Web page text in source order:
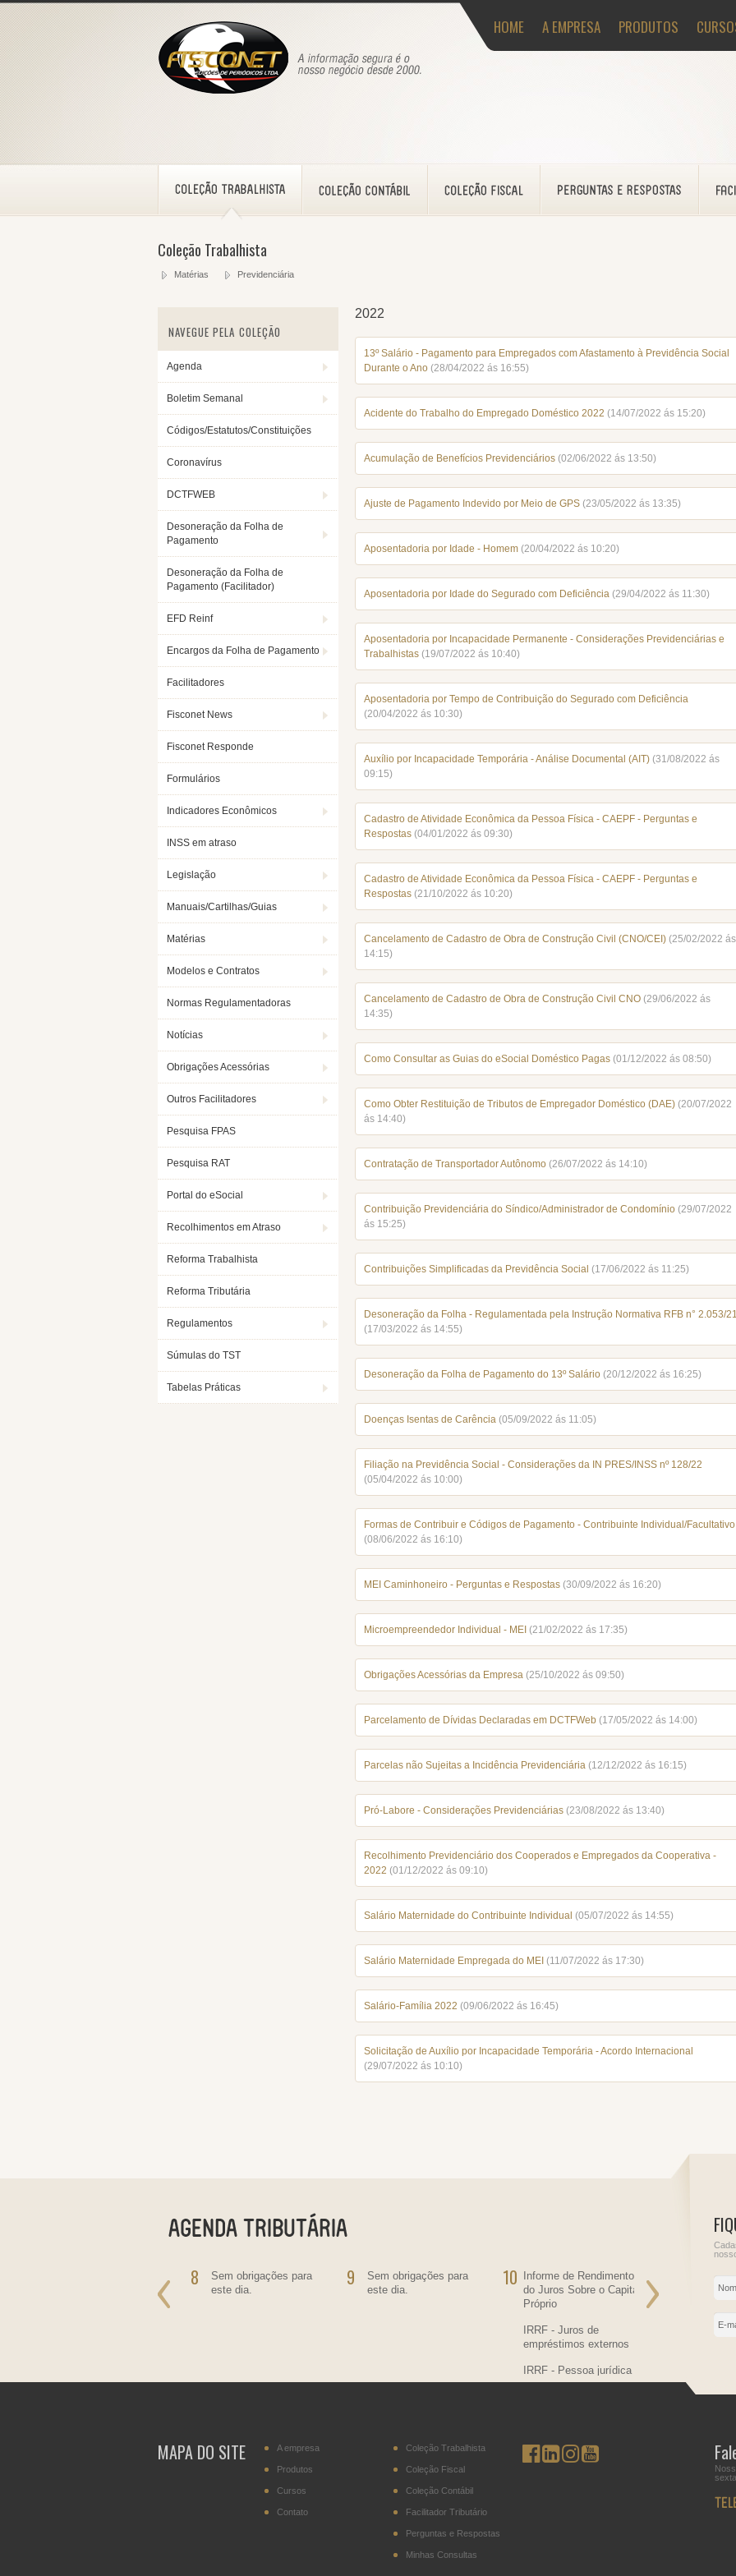
HOME A EMPRESA PRODUTOS
Coleção Trabalhista
Matérias Previdenciária
NAVEGUE PELA COLEÇÃO
Agenda
Boletim Semanal
Códigos/Estatutos/Constituições
Coronavírus
DCTFWEB
Desoneração da Folha de
Pagamento
Desoneração da Folha de
Pagamento (Facilitador)
EFD Reinf
Encargos da Folha de Pagamento
Facilitadores
Fisconet News
Fisconet Responde
Formulários
Indicadores Econômicos
INSS em atraso
Legislação
Manuais/Cartilhas/Guias
Matérias
Modelos e Contratos
Normas Regulamentadoras
Notícias
Obrigações Acessórias
Outros Facilitadores
Pesquisa FPAS
Pesquisa RAT
Portal do eSocial
Recolhimentos em Atraso
Reforma Trabalhista
Reforma Tributária
Regulamentos
Súmulas do TST
Tabelas Práticas
2022
13º Salário - Pagamento para Empregados com Afastamento à Previdência Social
Durante o Ano (28/04/2022 ás 16:55)
Acidente do Trabalho do Empregado Doméstico 2022 (14/07/2022 ás 15:20)
Acumulação de Benefícios Previdenciários (02/06/2022 ás 13:50)
Ajuste de Pagamento Indevido por Meio de GPS (23/05/2022 ás 13:35)
Aposentadoria por Idade - Homem (20/04/2022 ás 10:20)
Aposentadoria por Idade do Segurado com Deficiência (29/04/2022 ás 11:30)
Aposentadoria por Incapacidade Permanente - Considerações Previdenciárias e
Trabalhistas (19/07/2022 ás 10:40)
Aposentadoria por Tempo de Contribuição do Segurado com Deficiência
(20/04/2022 ás 10:30)
Auxílio por Incapacidade Temporária - Análise Documental (AIT) (31/08/2022 ás
09:15)
Cadastro de Atividade Econômica da Pessoa Física - CAEPF - Perguntas e
Respostas (04/01/2022 ás 09:30)
Cadastro de Atividade Econômica da Pessoa Física - CAEPF - Perguntas e
Respostas (21/10/2022 ás 10:20)
Cancelamento de Cadastro de Obra de Construção Civil (CNO/CEI) (25/02/2022 ás
14:15)
Cancelamento de Cadastro de Obra de Construção Civil CNO (29/06/2022 ás
14:35)
Como Consultar as Guias do eSocial Doméstico Pagas (01/12/2022 ás 08:50)
Como Obter Restituição de Tributos de Empregador Doméstico (DAE) (20/07/2022
ás 14:40)
Contratação de Transportador Autônomo (26/07/2022 ás 14:10)
Contribuição Previdenciária do Síndico/Administrador de Condomínio (29/07/2022
ás 15:25)
Contribuições Simplificadas da Previdência Social (17/06/2022 ás 11:25)
Desoneração da Folha - Regulamentada pela Instrução Normativa RFB n° 2.053/
(17/03/2022 ás 14:55)
Desoneração da Folha de Pagamento do 13º Salário (20/12/2022 ás 16:25)
Doenças Isentas de Carência (05/09/2022 ás 11:05)
Filiação na Previdência Social - Considerações da IN PRES/INSS nº 128/22
(05/04/2022 ás 10:00)
Formas de Contribuir e Códigos de Pagamento - Contribuinte Individual/Facultativo
(08/06/2022 ás 16:10)
MEI Caminhoneiro - Perguntas e Respostas (30/09/2022 ás 16:20)
Microempreendedor Individual - MEI (21/02/2022 ás 17:35)
Obrigações Acessórias da Empresa (25/10/2022 ás 09:50)
Parcelamento de Dívidas Declaradas em DCTFWeb (17/05/2022 ás 14:00)
Parcelas não Sujeitas a Incidência Previdenciária (12/12/2022 ás 16:15)
Pró-Labore - Considerações Previdenciárias (23/08/2022 ás 13:40)
Recolhimento Previdenciário dos Cooperados e Empregados da Cooperativa -
2022 (01/12/2022 ás 09:10)
Salário Maternidade do Contribuinte Individual (05/07/2022 ás 14:55)
Salário Maternidade Empregada do MEI (11/07/2022 ás 17:30)
Salário-Família 2022 (09/06/2022 ás 16:45)
Solicitação de Auxílio por Incapacidade Temporária - Acordo Internacional
(29/07/2022 ás 10:10)
8
Sem obrigações para
este dia.
9
Sem obrigações para
este dia.
10
Informe de Rendimentos
do Juros Sobre o Capital
Próprio
IRRF - Juros de
empréstimos externos
IRRF - Pessoa jurídica
residente no País,
IPI - Cigarros (posição
2402.20)
Sem
este dia.
MAPA DO SITE A empresa
Produtos
Cursos
Contato
Coleção Trabalhista
Coleção Fiscal
Coleção Contábil
Facilitador Tributário
Perguntas e Respostas
Minhas Consultas